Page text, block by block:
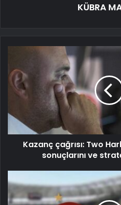
KÜBRA
Kazanç çağrısı: Two
sonuçlarını ve